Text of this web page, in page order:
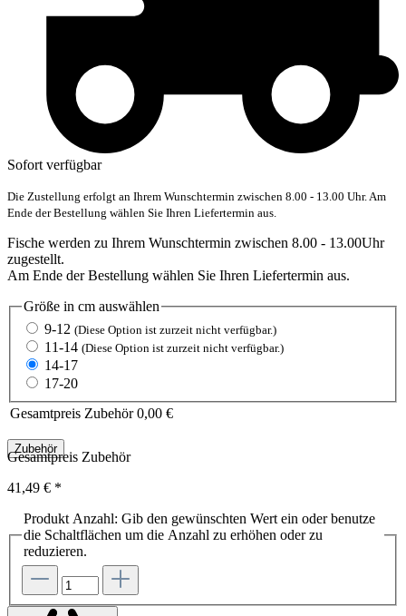
Sofort verfügbar
Die Zustellung erfolgt an Ihrem Wunschtermin zwischen 8.00 - 13.00 Uhr. Am
Ende der Bestellung wählen Sie Ihren Liefertermin aus.
Fische werden zu Ihrem Wunschtermin zwischen 8.00 - 13.00Uhr
zugestellt.
Am Ende der Bestellung wählen Sie Ihren Liefertermin aus.
Größe in cm auswählen
9-12 (Diese Option ist zurzeit nicht verfügbar.)
11-14 (Diese Option ist zurzeit nicht verfügbar.)
14-17
17-20
Gesamtpreis Zubehör 0,00 €
Zubehör
Gesamtpreis Zubehör
41,49 € *
Produkt Anzahl: Gib den gewünschten Wert ein oder benutze
die Schaltflächen um die Anzahl zu erhöhen oder zu
reduzieren.